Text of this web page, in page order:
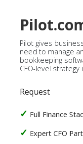
Pilot gives
need to manage
bookkeeping
CFO-level strategy
Request
Full Finance
Expert CFO